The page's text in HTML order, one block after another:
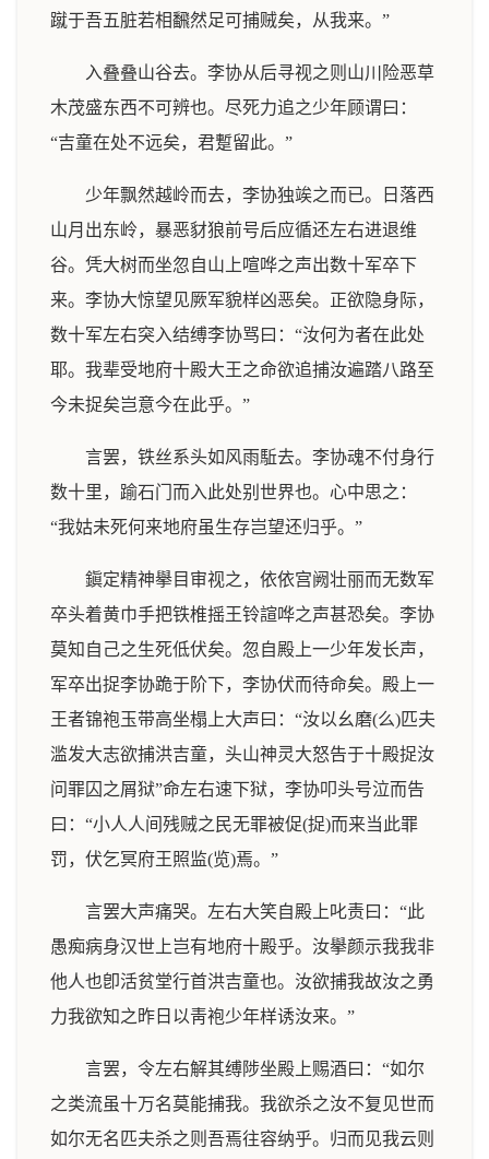
蹴于吾五脏若相飜然足可捕贼矣，从我来。”
入叠叠山谷去。李协从后寻视之则山川险恶草
木茂盛东西不可辨也。尽死力追之少年顾谓曰：
“吉童在处不远矣，君蹔留此。”
少年飘然越岭而去，李协独竢之而已。日落西
山月出东岭，暴恶豺狼前号后应循还左右进退维
谷。凭大树而坐忽自山上喧哗之声出数十军卒下
来。李协大惊望见厥军貌样凶恶矣。正欲隐身际，
数十军左右突入结缚李协骂曰：“汝何为者在此处
耶。我辈受地府十殿大王之命欲追捕汝遍踏八路至
今未捉矣岂意今在此乎。”
言罢，铁丝系头如风雨駈去。李协魂不付身行
数十里，踰石门而入此处别世界也。心中思之：
“我姑未死何来地府虽生存岂望还归乎。”
鎭定精神擧目审视之，依依宫阙壮丽而无数军
卒头着黄巾手把铁椎摇王铃諠哗之声甚恐矣。李协
莫知自己之生死低伏矣。忽自殿上一少年发长声，
军卒出捉李协跪于阶下，李协伏而待命矣。殿上一
王者锦袍玉带高坐榻上大声曰：“汝以幺磨(么)匹夫
滥发大志欲捕洪吉童，头山神灵大怒告于十殿捉汝
问罪囚之屑狱”命左右速下狱，李协叩头号泣而告
曰：“小人人间残贼之民无罪被促(捉)而来当此罪
罚，伏乞冥府王照监(览)焉。”
言罢大声痛哭。左右大笑自殿上叱责曰：“此
愚痴病身汉世上岂有地府十殿乎。汝擧颜示我我非
他人也卽活贫堂行首洪吉童也。汝欲捕我故汝之勇
力我欲知之昨日以靑袍少年样诱汝来。”
言罢，令左右解其缚陟坐殿上赐酒曰：“如尔
之类流虽十万名莫能捕我。我欲杀之汝不复见世而
如尔无名匹夫杀之则吾焉往容纳乎。归而见我云则